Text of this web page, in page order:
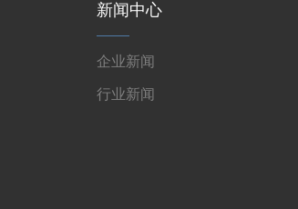
新闻中心
企业新闻
行业新闻